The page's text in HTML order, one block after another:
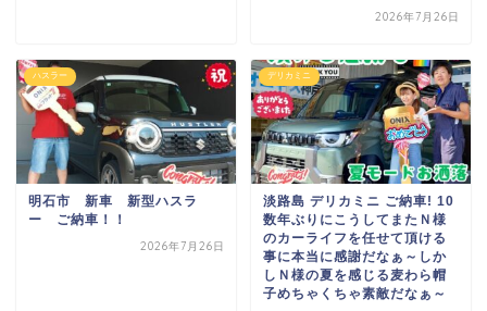
2026年7月26日
ハスラー
明石市 新車 新型ハスラ
ー ご納車！！
2026年7月26日
デリカミニ
淡路島 デリカミニ ご納車! 10
数年ぶりに こうしてまた Ｎ様
のカーライフを任せて頂ける
事に本当に感謝だなぁ～ しか
しＮ様の夏を感じる麦わら帽
子めちゃくちゃ素敵だなぁ～